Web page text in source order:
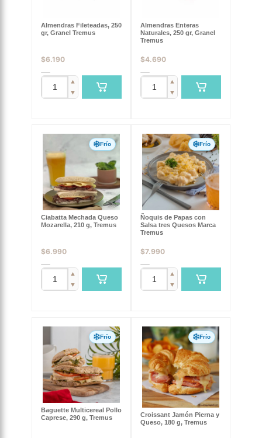
Almendras Fileteadas, 250
gr, Granel Tremus
$6.190
▲
▼
Almendras Enteras
Naturales, 250 gr, Granel
Tremus
$4.690
▲
▼
Frío
Ciabatta Mechada Queso
Mozarella, 210 g, Tremus
$6.990
▲
▼
Frío
Ñoquis de Papas con
Salsa tres Quesos Marca
Tremus
$7.990
▲
▼
Frío
Baguette Multicereal Pollo
Caprese, 290 g, Tremus
Frío
Croissant Jamón Pierna y
Queso, 180 g, Tremus